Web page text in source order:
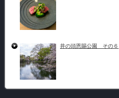
井の頭恩賜公園 その６